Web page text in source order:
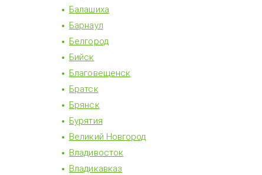
Балашиха
Барнаул
Белгород
Бийск
Благовещенск
Братск
Брянск
Бурятия
Великий Новгород
Владивосток
Владикавказ